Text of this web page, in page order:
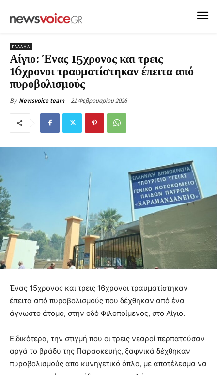
ΕΛΛΑΔΑ
Αίγιο: Ένας 15χρονος και τρεις
16χρονοι τραυματίστηκαν έπειτα από
πυροβολισμούς
By Newsvoice team 21 Φεβρουαρίου 2026
Ένας 15χρονος και τρεις 16χρονοι τραυματίστηκαν
έπειτα από πυροβολισμούς που δέχθηκαν από ένα
άγνωστο άτομο, στην οδό Φιλοποίμενος, στο Αίγιο.
Ειδικότερα, την στιγμή που οι τρεις νεαροί περπατούσαν
αργά το βράδυ της Παρασκευής, ξαφνικά δέχθηκαν
πυροβολισμούς από κυνηγετικό όπλο, με αποτέλεσμα να